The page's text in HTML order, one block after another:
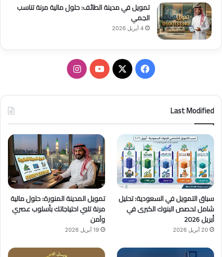
تمويل في مدينة الطائف: حلول مالية مرنة تناسب
الجمي
4 أبريل 2026
ب
ك
u
T
u
b
e
ت
ق
ر
ا
م
Last Modified
سباق التمويل في السعودية: تحليل
شامل لحصص البنوك الكبرى في
أبريل 2026
20 أبريل 2026
تمويل المدينة المنورة: حلول مالية
مرنة تلبي احتياجاتك بأسلوب عصري
وآمن
19 أبريل 2026